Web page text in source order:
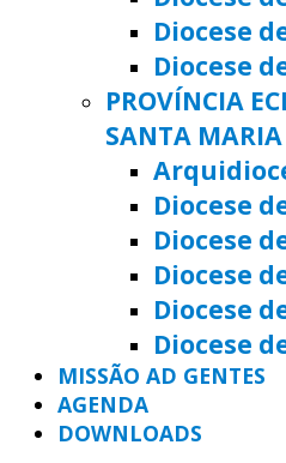
Diocese
Diocese
PROVÍNCIA
SANTA MARIA
Diocese
Diocese
Diocese
Diocese
Diocese
MISSÃO AD GENTES
AGENDA
DOWNLOADS